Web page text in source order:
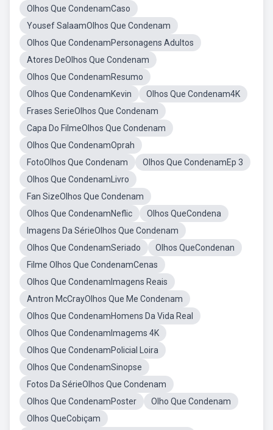
Olhos Que CondenamCaso
Yousef SalaamOlhos Que Condenam
Olhos Que CondenamPersonagens Adultos
Atores DeOlhos Que Condenam
Olhos Que CondenamResumo
Olhos Que CondenamKevin
Olhos Que Condenam4K
Frases SerieOlhos Que Condenam
Capa Do FilmeOlhos Que Condenam
Olhos Que CondenamOprah
FotoOlhos Que Condenam
Olhos Que CondenamEp 3
Olhos Que CondenamLivro
Fan SizeOlhos Que Condenam
Olhos Que CondenamNeflic
Olhos QueCondena
Imagens Da SérieOlhos Que Condenam
Olhos Que CondenamSeriado
Olhos QueCondenan
Filme Olhos Que CondenamCenas
Olhos Que CondenamImagens Reais
Antron McCrayOlhos Que Me Condenam
Olhos Que CondenamHomens Da Vida Real
Olhos Que CondenamImagems 4K
Olhos Que CondenamPolicial Loira
Olhos Que CondenamSinopse
Fotos Da SérieOlhos Que Condenam
Olhos Que CondenamPoster
Olho Que Condenam
Olhos QueCobiçam